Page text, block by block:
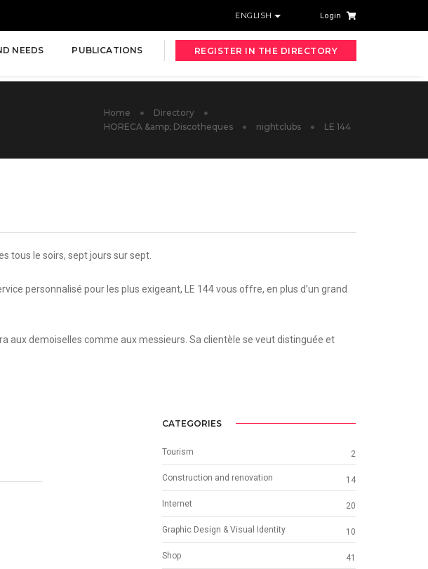
ENGLISH Login
NEEDS PUBLICATIONS REGISTER IN THE DIRECTORY
Home
Directory
HORECA &amp; Discotheques
nightclubs LE 144
tous le soirs, sept jours sur sept.
personnalisé pour les plus exigeant, LE 144 vous offre, en plus d’un grand
aux demoiselles comme aux messieurs. Sa clientèle se veut distinguée et
CATEGORIES
Tourism 2
Construction and renovation 14
Internet 20
Graphic Design & Visual Identity 10
Shop 41